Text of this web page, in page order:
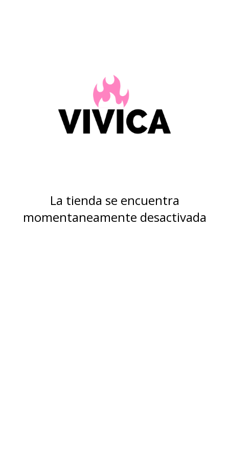
La tienda se encuentra
momentaneamente desactivada